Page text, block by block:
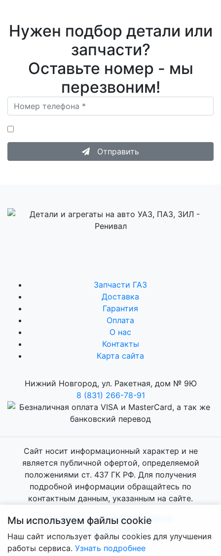
Нужен подбор детали или
запчасти?
Оставьте номер - мы
перезвоним!
Отправить
Запчасти ГАЗ
Доставка
Гарантия
Оплата
О нас
Контакты
Карта сайта
Нижний Новгород, ул. Ракетная, дом № 9Ю
8 (831) 266-78-91
Сайт носит информационный характер и не
является публичной офертой, определяемой
положениями ст. 437 ГК РФ. Для получения
подробной информации обращайтесь по
контактным данным, указанным на сайте.
Политика конфиденциальности
Мы используем файлы cookie
Наш сайт использует файлы cookies для улучшения
работы сервиса. Узнать подробнее